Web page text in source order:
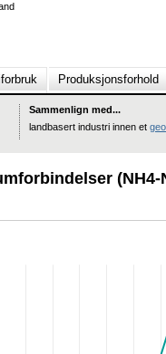
Produksjonsforhold
Sammenlign med...
landbasert industri innen et
(NH4-